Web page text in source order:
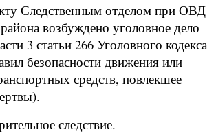
Следственным отделом при ОВД
возбуждено уголовное дело
3 статьи 266 Уголовного кодекса
безопасности движения или
средств, повлекшее
следствие.